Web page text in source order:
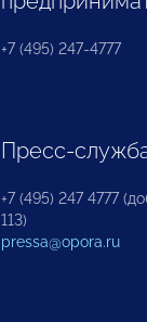
+7 (495) 247-4777
Пресс-
+7 (495) 247 4777
113)
pressa@opora.ru